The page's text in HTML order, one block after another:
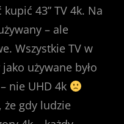
43” TV 4k. Na
– ale
Wszystkie TV w
używane było
nie UHD 4k
gdy ludzie